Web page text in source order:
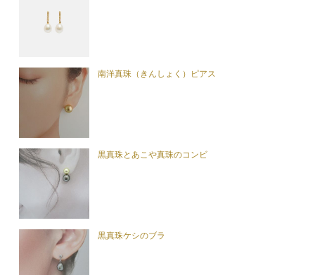
南洋真珠（きんしょく）ピアス
黒真珠とあこや真珠のコンビ
黒真珠ケシのブラ